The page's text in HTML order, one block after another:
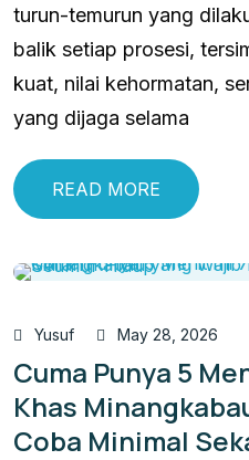
turun-temurun yang
balik setiap prosesi,
kuat, nilai kehormatan,
yang dijaga selama
READ MORE
Yusuf May 28, 2026
Cuma Punya 5
Khas
Coba Minimal